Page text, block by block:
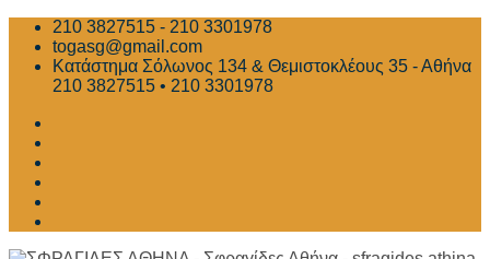
Skip
content
210 3827515 - 210 3301978
togasg@gmail.com
Κατάστημα Σόλωνος 134 & Θεμιστοκλέους 35 - Αθήνα
210 3827515 • 210 3301978